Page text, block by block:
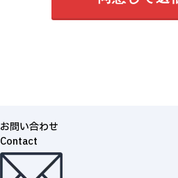
お問い合わせ
Contact